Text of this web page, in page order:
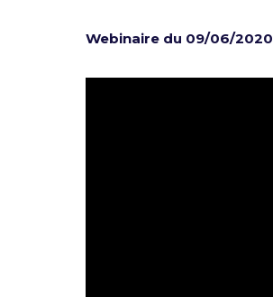
Webinaire du 09/06/2020